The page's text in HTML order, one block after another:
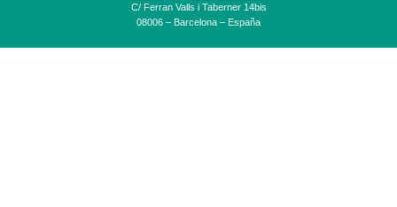
C/ Ferran Valls i Taberner 14bis
08006 – Barcelona – España